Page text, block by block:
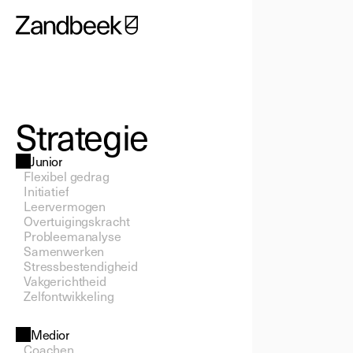
Strategie
Junior
Flexibel gedrag
Initiatief
Leervermogen
Overtuigingskracht
Probleemanalyse
Samenwerken
Stressbestendigheid
Vakgerichtheid
Zelfontwikkeling
Medior
Coachen